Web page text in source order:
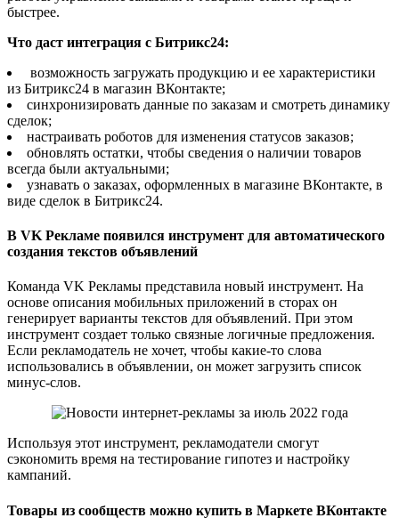
быстрее.
Что даст интеграция с Битрикс24:
возможность загружать продукцию и ее характеристики
из Битрикс24 в магазин ВКонтакте;
синхронизировать данные по заказам и смотреть динамику
сделок;
настраивать роботов для изменения статусов заказов;
обновлять остатки, чтобы сведения о наличии товаров
всегда были актуальными;
узнавать о заказах, оформленных в магазине ВКонтакте, в
виде сделок в Битрикс24.
В VK Рекламе появился инструмент для автоматического
создания текстов объявлений
Команда VK Рекламы представила новый инструмент. На
основе описания мобильных приложений в сторах он
генерирует варианты текстов для объявлений. При этом
инструмент создает только связные логичные предложения.
Если рекламодатель не хочет, чтобы какие-то слова
использовались в объявлении, он может загрузить список
минус-слов.
Используя этот инструмент, рекламодатели смогут
сэкономить время на тестирование гипотез и настройку
кампаний.
Товары из сообществ можно купить в Маркете ВКонтакте